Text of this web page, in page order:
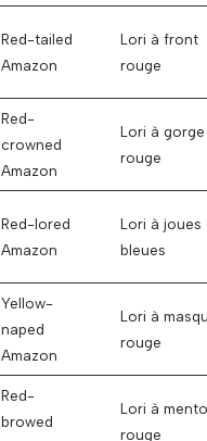
Red-tailed
Amazon
Lori à front
rouge
Red-
crowned
Amazon
Lori à gorge
rouge
Red-lored
Amazon
Lori à joues
bleues
Yellow-
naped
Amazon
Lori à
rouge
Red-
browed
Lori à
rouge